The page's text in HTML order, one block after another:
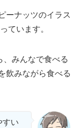
ーナッツのイラス
ています。
、みんなで食べる
飲みながら食べる
すい